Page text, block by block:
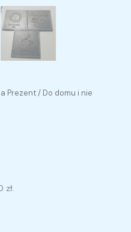
Prezent/ Do domu i nie
zł.